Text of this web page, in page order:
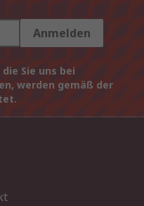
Anmelden
Sie uns bei
werden gemäß der